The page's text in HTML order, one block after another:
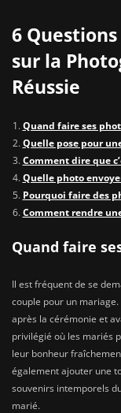
6
sur la
Réussie
Quand faire ses
Quelle pose pour
Comment dire que
Quelle photo
Pourquoi faire des
Comment rendre
Quand faire
Il est fréquent de se
couple pour un
après la cérémonie et
privilégié où les mariés
leur bonheur
également ajouter une
souvenirs intemporels
marié.